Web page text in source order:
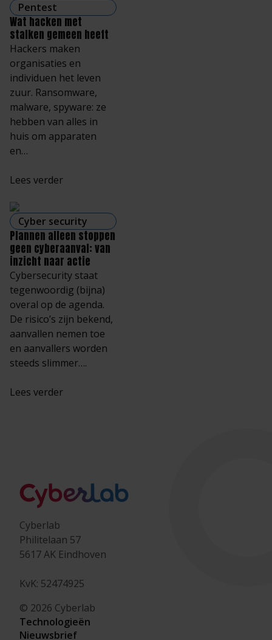
Pentest
Wat hacken met
stalken gemeen heeft
Hackers maken
organisaties en
individuen het leven
zuur. Ransomware,
malware, spyware: ze
hebben van alles in
huis om apparaten
en…
Lees verder
Cyber security
Plannen alleen stoppen
geen cyberaanval: van
inzicht naar actie
Cybersecurity staat
tegenwoordig (bijna)
overal op de agenda.
De risico’s zijn bekend,
aanvallen nemen toe
en aanvallers worden
steeds slimmer….
Lees verder
Cyberlab
Philitelaan 57
5617 AK Eindhoven
KvK: 52474925
© 2026 Cyberlab
Technologieën
Nieuwsbrief